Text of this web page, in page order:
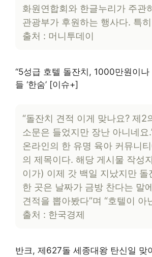
화원연합회와 한글누리가 주관
관광부가 후원하는 행사다. 특
출처 : 머니투데이
“5성급 호텔 돌잔치, 1000만원이나
들 ‘한숨’ [이슈+]
“돌잔치 견적 이게 맞나요? 제2
소문은 들었지만 장난 아니네요
온라인의 한 유명 육아 커뮤니
의 제목이다. 해당 게시물 작성
이가) 이제 갓 백일 지났지만 돌
한 곳은 날짜가 금방 찬다는 말
견적을 뽑아봤다”며 “호텔이
출처 : 한국경제
반크, 제627돌 세종대왕 탄신일 맞